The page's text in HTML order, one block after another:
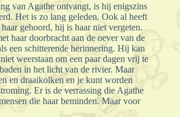
van Agathe ontvangt, is hij enigszins
Het is zo lang geleden. Ook al heeft
gehoord, hij is haar niet vergeten.
haar doorbracht aan de oever van de
een schitterende herinnering. Hij kan
weerstaan om een paar dagen vrij te
in het licht van de rivier. Maar
en draaikolken en je kunt worden
Er is de verrassing die Agathe
die haar beminden. Maar voor